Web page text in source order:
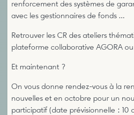
renforcement des systèmes de
avec les gestionnaires de fonds ...
Retrouver les CR des ateliers
plateforme collaborative AGORA
Et maintenant ?
On vous donne rendez-vous à la
nouvelles et en octobre pour un
participatif (date prévisionnelle : 10